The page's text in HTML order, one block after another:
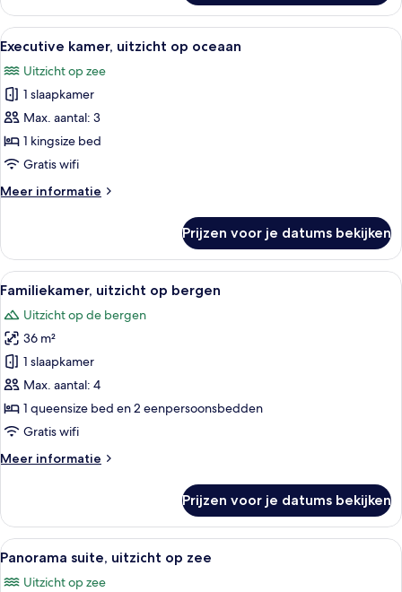
kamer,
gedeeltelijk
uitzicht
oceaan
Alle
foto's
voor
Executive
kamer,
uitzicht
op
laden
Een hotelkamer met een groot bed,
4
Executive kamer, uitzicht op oceaan
Uitzicht op zee
1 slaapkamer
Max. aantal: 3
1 kingsize bed
Gratis wifi
Meer informatie
Meer
kamer,
uitzicht
op
Prijzen voor je datums bekijken
Alle
foto's
voor
Familiekamer,
uitzicht
op
bergen
laden
Een hotelkamer met een groot bed,
8
Familiekamer, uitzicht op bergen
Uitzicht op de bergen
36 m²
1 slaapkamer
Max. aantal: 4
1 queensize bed en 2 eenpersoonsbedden
Gratis wifi
Meer informatie
Meer
uitzicht
op
bergen
Prijzen voor je datums bekijken
Alle
foto's
Een groot bed met witte lakens,
8
Panorama suite, uitzicht op zee
Uitzicht op zee